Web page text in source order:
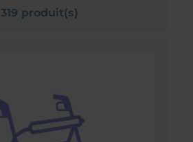
319 produit(s)